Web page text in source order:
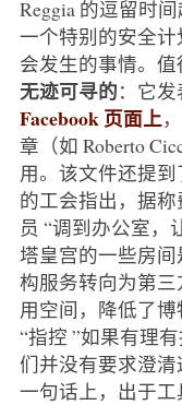
Reggia 的逗留时
一个特别的安全
会发生的事情。
无迹可寻的：它发
Facebook 页面上
章（如 Roberto
用。该文件还提
的工会指出，据称
员 “调到办公室，
塔皇宫的一些房
构服务转向为第
用空间，降低了
“指控 ”如果有理
们并没有要求澄
一句话上，出于工